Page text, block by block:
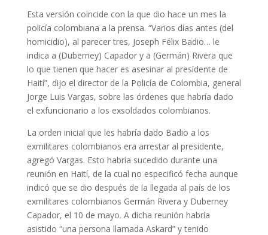
Esta versión coincide con la que dio hace un mes la
policía colombiana a la prensa. “Varios días antes (del
homicidio), al parecer tres, Joseph Félix Badio… le
indica a (Duberney) Capador y a (Germán) Rivera que
lo que tienen que hacer es asesinar al presidente de
Haití”, dijo el director de la Policía de Colombia, general
Jorge Luis Vargas, sobre las órdenes que habría dado
el exfuncionario a los exsoldados colombianos.
La orden inicial que les habría dado Badio a los
exmilitares colombianos era arrestar al presidente,
agregó Vargas. Esto habría sucedido durante una
reunión en Haití, de la cual no especificó fecha aunque
indicó que se dio después de la llegada al país de los
exmilitares colombianos Germán Rivera y Duberney
Capador, el 10 de mayo. A dicha reunión habría
asistido “una persona llamada Askard” y tenido